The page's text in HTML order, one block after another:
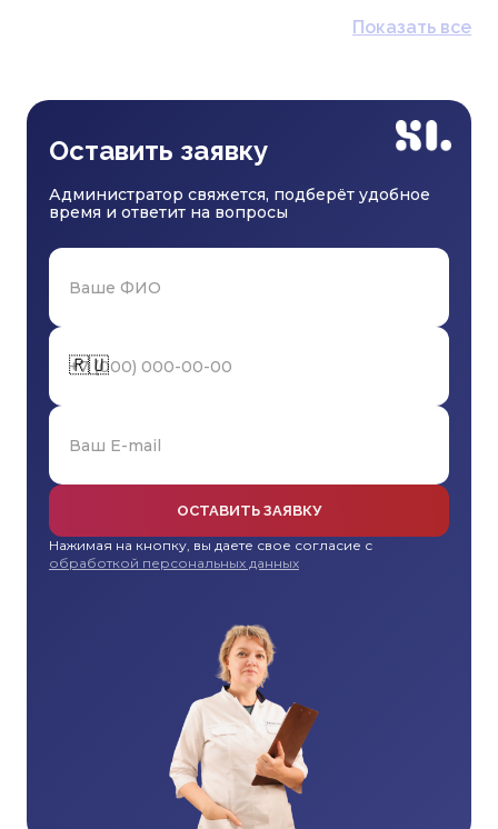
Показать все
Оставить заявку
Администратор свяжется, подберёт удобное
время и ответит на вопросы
🇷🇺
ОСТАВИТЬ ЗАЯВКУ
Нажимая на кнопку, вы даете свое согласие с
обработкой персональных данных